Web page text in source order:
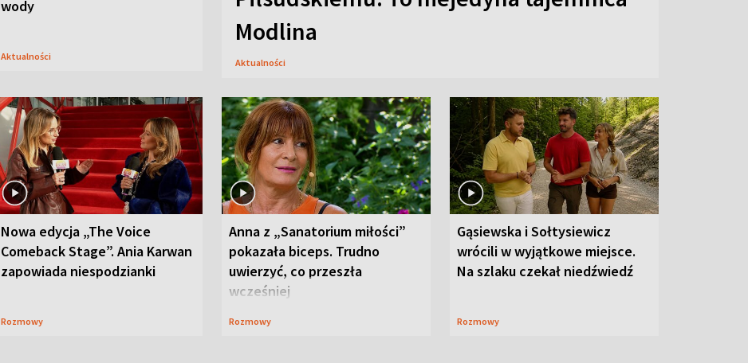
wody
Aktualności
Modlina
Aktualności
Nowa edycja „The Voice
Comeback Stage”. Ania Karwan
zapowiada niespodzianki
Rozmowy
Anna z „Sanatorium miłości”
pokazała biceps. Trudno
uwierzyć, co przeszła
wcześniej
Rozmowy
Gąsiewska i Sołtysiewicz
wrócili w wyjątkowe miejsce.
Na szlaku czekał niedźwiedź
Rozmowy